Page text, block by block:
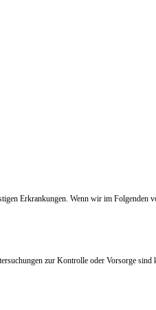
Erkrankungen. Wenn wir im Folgenden
zur Kontrolle oder Vorsorge